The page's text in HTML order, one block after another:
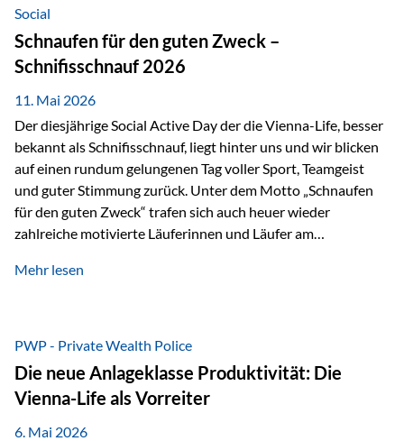
innerhalb der Private Wealth Police der Vienna-Life steht
der Oculus Value Capital Fund für einen langfristig
orientierten Value-Investing-Ansatz mit Fokus auf
fundamentale Unternehmensanalyse und nachhaltige
Wertentwicklung. Der Investmentansatz: Value Investing
mit Weitblick Im Zentrum steht ein…
Social
Schnaufen für den guten Zweck –
Schnifisschnauf 2026
11. Mai 2026
Der diesjährige Social Active Day der die Vienna-Life, besser
bekannt als Schnifisschnauf, liegt hinter uns und wir blicken
auf einen rundum gelungenen Tag voller Sport, Teamgeist
und guter Stimmung zurück. Unter dem Motto „Schnaufen
für den guten Zweck“ trafen sich auch heuer wieder
zahlreiche motivierte Läuferinnen und Läufer am
Höchstleistungen für einen guten Zweck zu erbringen. Mit
Mäder gesammelt werden konnten. Die anspruchsvolle
Strecke mit rund 4,8 Kilometern und 680 Höhenmetern
stellte die Teilnehmerinnen und Teilnehmer vor eine
sportliche Herausforderung. Doch…
Mehr lesen
PWP - Private Wealth Police
Die neue Anlageklasse Produktivität: Die
Vienna-Life als Vorreiter
6. Mai 2026